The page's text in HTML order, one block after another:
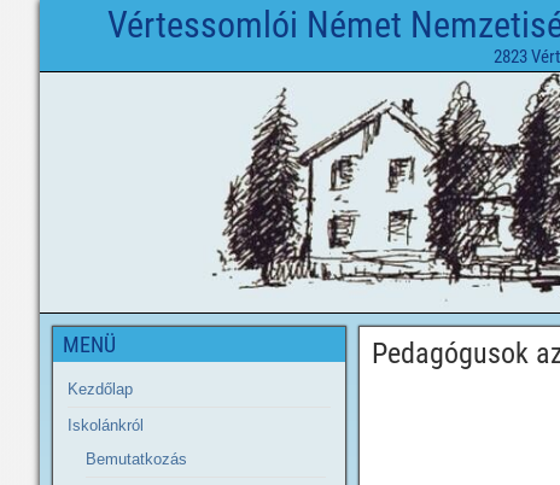
Vértessomlói Német
2823
Pedagógusok
MENÜ
Kezdőlap
Iskolánkról
Bemutatkozás